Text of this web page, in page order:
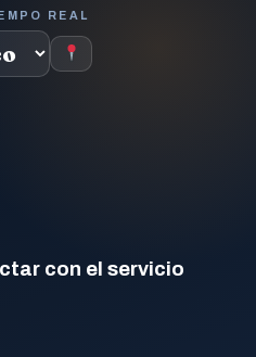
REAL
con el servicio